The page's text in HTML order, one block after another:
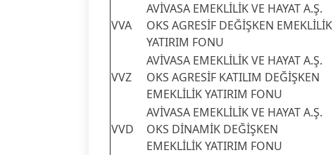
VVA
AVİVASA EMEKLİLİK VE HAYAT A.Ş.
OKS AGRESİF DEĞİŞKEN EMEKLİLİK
YATIRIM FONU
VVZ
AVİVASA EMEKLİLİK VE HAYAT A.Ş.
OKS AGRESİF KATILIM DEĞİŞKEN
EMEKLİLİK YATIRIM FONU
VVD
AVİVASA EMEKLİLİK VE HAYAT A.Ş.
OKS DİNAMİK DEĞİŞKEN
EMEKLİLİK YATIRIM FONU